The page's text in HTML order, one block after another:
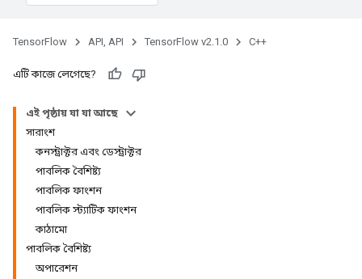
TensorFlow API, API TensorFlow v2.1.0 C++
এটি কাজে লেগেছে?
এই পৃষ্ঠায় যা যা আছে
সারাংশ
কনস্ট্রাক্টর এবং ডেস্ট্রাক্টর
পাবলিক বৈশিষ্ট্য
পাবলিক ফাংশন
পাবলিক স্ট্যাটিক ফাংশন
কাঠামো
পাবলিক বৈশিষ্ট্য
অপারেশন